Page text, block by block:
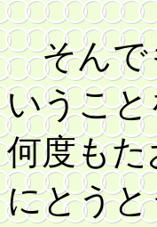
そんで
いうこ
何度も
にとう